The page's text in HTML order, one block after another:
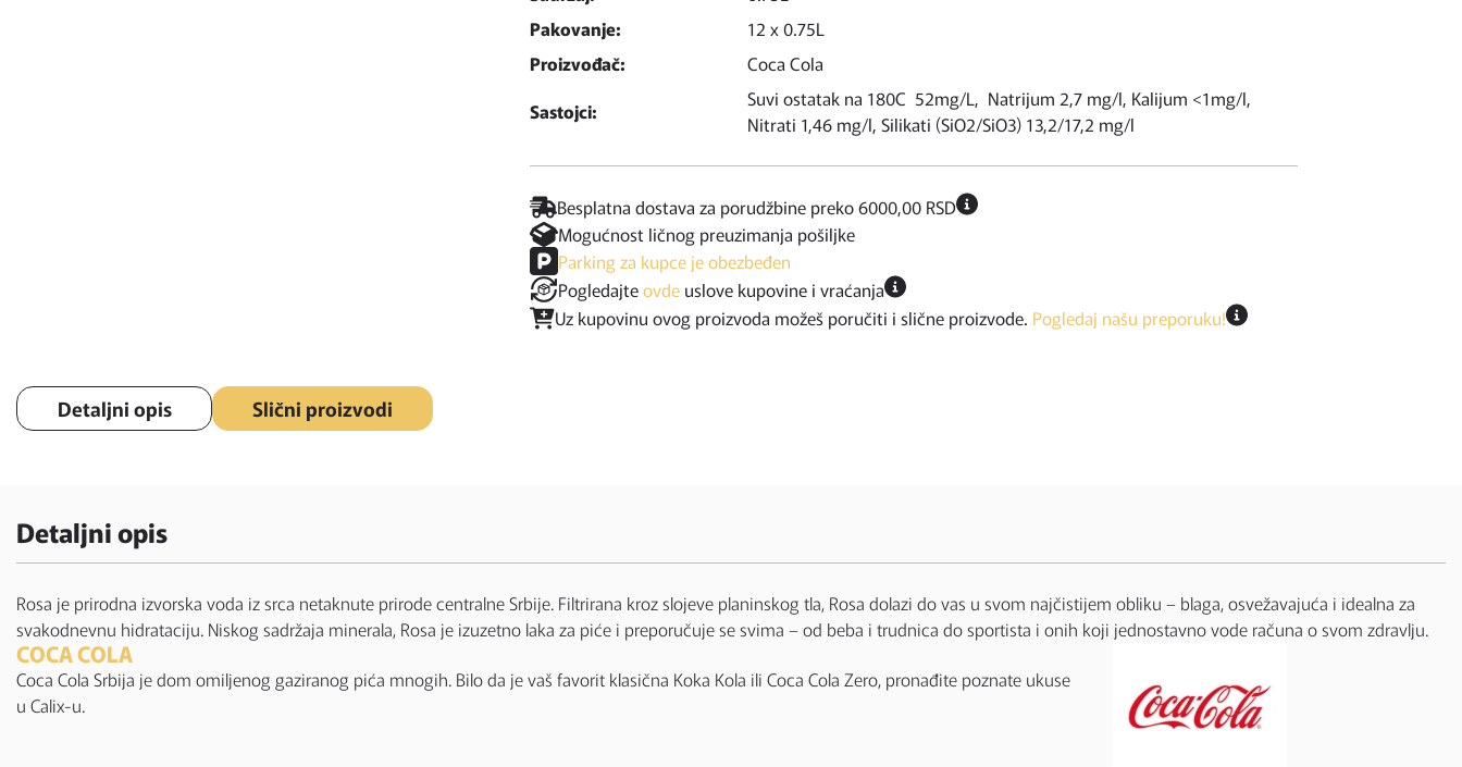
Pakovanje:
12 x 0.75L
Proizvođač:
Coca Cola
Sastojci:
Suvi ostatak na 180C 52mg/L, Natrijum 2,7 mg/l, Kalijum <1mg/l,
Nitrati 1,46 mg/l, Silikati (SiO2/SiO3) 13,2/17,2 mg/l
Besplatna dostava za porudžbine preko 6000,00 RSD
Mogućnost ličnog preuzimanja pošiljke
Parking za kupce je obezbeđen
Pogledajteovdeuslove kupovine i vraćanja
Uz kupovinu ovog proizvoda možeš poručiti i slične proizvode. Pogledaj našu preporuku!
Detaljni opis Slični proizvodi
Detaljni opis
Rosa je prirodna izvorska voda iz srca netaknute prirode centralne Srbije. Filtrirana kroz slojeve planinskog tla, Rosa dolazi do vas u svom najčistijem obliku – blaga, osvežavajuća i idealna za
svakodnevnu hidrataciju. Niskog sadržaja minerala, Rosa je izuzetno laka za piće i preporučuje se svima – od beba i trudnica do sportista i onih koji jednostavno vode računa o svom zdravlju.
COCA COLA
Coca Cola Srbija je dom omiljenog gaziranog pića mnogih. Bilo da je vaš favorit klasična Koka Kola ili Coca Cola Zero, pronađite poznate ukuse
u Calix-u.